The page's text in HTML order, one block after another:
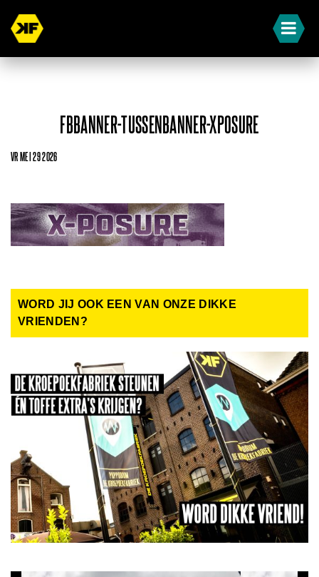
FBBANNER-TUSSENBANNER-XPOSURE
VR MEI 29 2026
WORD JIJ OOK EEN VAN ONZE DIKKE
VRIENDEN?